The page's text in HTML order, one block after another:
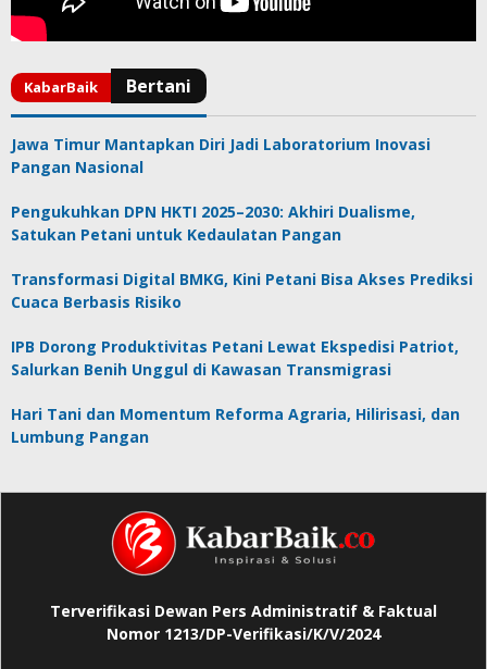
Jawa Timur Mantapkan Diri Jadi Laboratorium Inovasi
Pangan Nasional
Pengukuhkan DPN HKTI 2025–2030: Akhiri Dualisme,
Satukan Petani untuk Kedaulatan Pangan
Transformasi Digital BMKG, Kini Petani Bisa Akses Prediksi
Cuaca Berbasis Risiko
IPB Dorong Produktivitas Petani Lewat Ekspedisi Patriot,
Salurkan Benih Unggul di Kawasan Transmigrasi
Hari Tani dan Momentum Reforma Agraria, Hilirisasi, dan
Lumbung Pangan
Terverifikasi Dewan Pers Administratif & Faktual
Nomor 1213/DP-Verifikasi/K/V/2024